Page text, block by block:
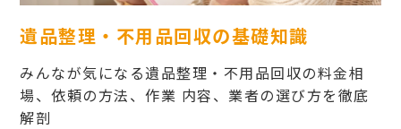
遺品整理・不用品回収の基礎知識
みんなが気になる遺品整理・不用品回収の料金相
場、依頼の方法、作業 内容、業者の選び方を徹底
解剖